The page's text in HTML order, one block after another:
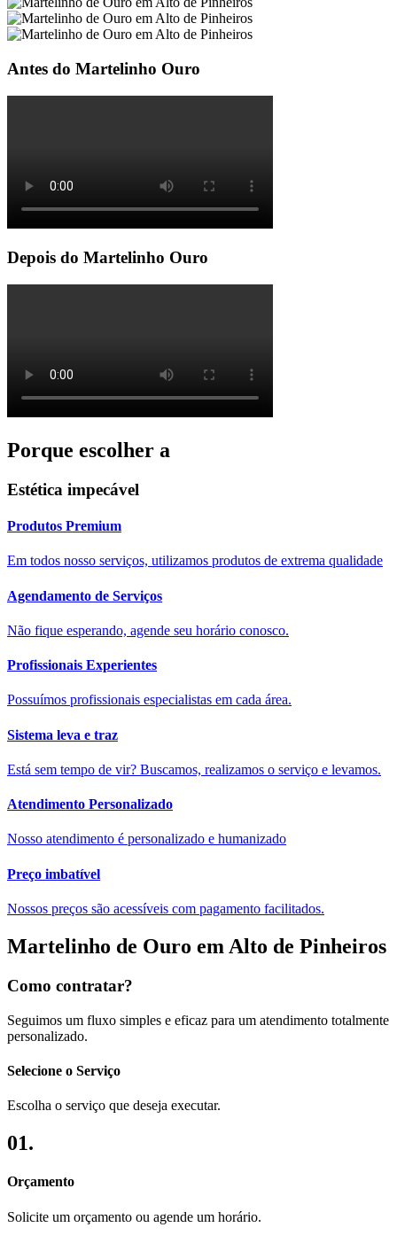
Antes do Martelinho Ouro
Depois do Martelinho Ouro
Porque escolher a
Estética impecável
Produtos Premium​
Em todos nosso serviços, utilizamos produtos de extrema qualidade
Agendamento de Serviços​
Não fique esperando, agende seu horário conosco.
Profissionais Experientes​
Possuímos profissionais especialistas em cada área.
Sistema leva e traz​​
Está sem tempo de vir? Buscamos, realizamos o serviço e levamos.
Atendimento Personalizado​
Nosso atendimento é personalizado e humanizado
Preço imbatível​
Nossos preços são acessíveis com pagamento facilitados.
Martelinho de Ouro em Alto de Pinheiros
Como contratar?
Seguimos um fluxo simples e eficaz para um atendimento totalmente
personalizado.
Selecione o Serviço
Escolha o serviço que deseja executar.
01.
Orçamento
Solicite um orçamento ou agende um horário.